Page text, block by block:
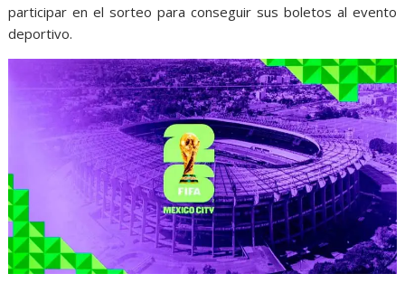
participar en el sorteo para conseguir sus boletos al evento
deportivo.